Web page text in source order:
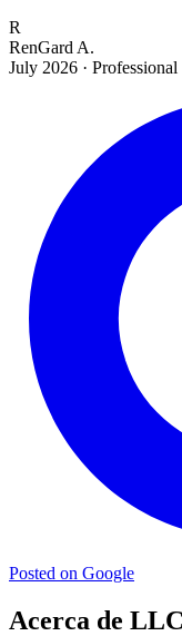
R
RenGard A.
July 2026 · Professional
Posted on Google
Acerca de